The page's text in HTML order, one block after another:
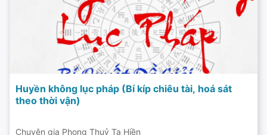
Huyền không lục pháp (Bí kíp chiêu tài, hoá sát
theo thời vận)
Chuyên gia Phong Thuỷ Tạ Hiền